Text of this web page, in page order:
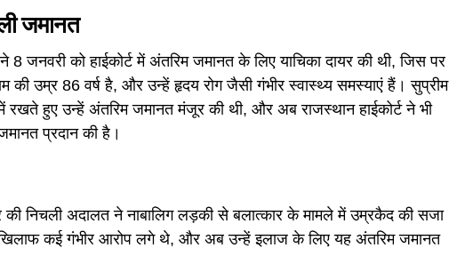
जमानत
को हाईकोर्ट में अंतरिम जमानत के लिए याचिका दायर की थी, जिस पर
उम्र 86 वर्ष है, और उन्हें हृदय रोग जैसी गंभीर स्वास्थ्य समस्याएं हैं। सुप्रीम
में रखते हुए उन्हें अंतरिम जमानत मंजूर की थी, और अब राजस्थान हाईकोर्ट ने भी
प्रदान की है।
निचली अदालत ने नाबालिग लड़की से बलात्कार के मामले में उम्रकैद की सजा
कई गंभीर आरोप लगे थे, और अब उन्हें इलाज के लिए यह अंतरिम जमानत